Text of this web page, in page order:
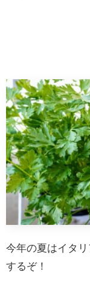
今年の夏はイタ
するぞ！